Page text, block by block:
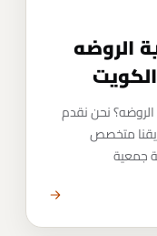
الروضه
نحن نقدم
متخصص
جمعية